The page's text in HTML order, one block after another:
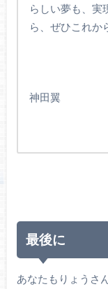
らしい夢も、実
ら、ぜひこれか
神田翼
最後に
あなたもりょうさ